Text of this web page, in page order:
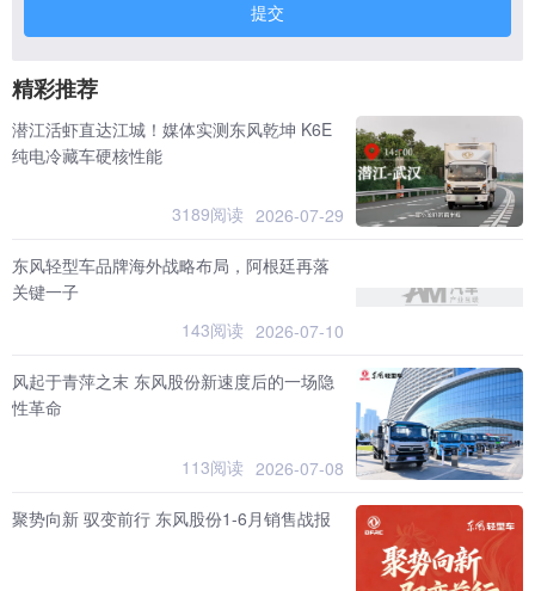
提交
精彩推荐
潜江活虾直达江城！媒体实测东风乾坤 K6E
纯电冷藏车硬核性能
3189阅读 2026-07-29
东风轻型车品牌海外战略布局，阿根廷再落
关键一子
143阅读 2026-07-10
风起于青萍之末 东风股份新速度后的一场隐
性革命
113阅读 2026-07-08
聚势向新 驭变前行 东风股份1-6月销售战报